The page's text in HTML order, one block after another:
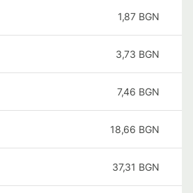
1,87 BGN
3,73 BGN
7,46 BGN
18,66 BGN
37,31 BGN